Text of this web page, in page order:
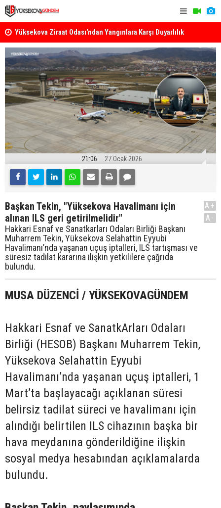
Yüksekova Ziraat Odası'ndan Yangınlara Karşı Duyarlılık
Çağrısı
21:06 27 Ocak 2026
Başkan Tekin, "Yüksekova Havalimanı için
alınan ILS geri getirilmelidir"
Hakkari Esnaf ve Sanatkarları Odaları Birliği Başkanı
Muharrem Tekin, Yüksekova Selahattin Eyyubi
Havalimanı’nda yaşanan uçuş iptalleri, ILS tartışması ve
süresiz tadilat kararına ilişkin yetkililere çağrıda
bulundu.
A+
A-
MUSA DÜZENCİ / YÜKSEKOVAGÜNDEM
Hakkari Esnaf ve SanatkArları Odaları
Birliği (HESOB) Başkanı Muharrem Tekin,
Yüksekova Selahattin Eyyubi
Havalimanı’nda yaşanan uçuş iptalleri, 1
Mart’ta başlayacağı açıklanan süresi
belirsiz tadilat süreci ve havalimanı için
alındığı belirtilen ILS cihazının başka bir
hava meydanına gönderildiğine ilişkin
sosyal medya hesabından açıklamalarda
bulundu.